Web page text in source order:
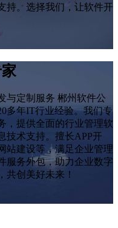
持。选择我们，让软件开
与定制服务 郴州软件公
多年IT行业经验。我们专
，提供全面的行业管理软
技术支持。擅长APP开
站建设等，满足企业管理
服务外包，助力企业数字
共创美好未来！